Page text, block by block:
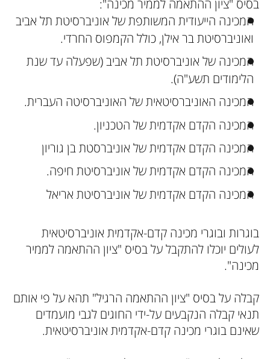
בסיס "ציון ההתאמה לממיר מכינה":
המכינה הייעודית המשותפת של אוניברסיטת תל אביב
ואוניברסיטת בר אילן, כולל הקמפוס החרדי.
המכינה של אוניברסיטת תל אביב (שפעלה עד שנת
הלימודים תשע"ה).
המכינה האוניברסיטאית של האוניברסיטה העברית.
המכינה הקדם אקדמית של הטכניון.
המכינה הקדם אקדמית של אוניברסטת בן גוריון
המכינה הקדם אקדמית של אוניברסיטת חיפה.
המכינה הקדם אקדמית של אוניברסיטת אריאל
בוגרות ובוגרי מכינה קדם-אקדמית אוניברסיטאית
לעולים יוכלו להתקבל על בסיס "ציון ההתאמה לממיר
מכינה".
קבלה על בסיס "ציון ההתאמה הרגיל" תהא על פי אותם
תנאי קבלה הנקבעים על-ידי החוגים לגבי מועמדים
שאינם בוגרי מכינה קדם-אקדמית אוניברסיטאית.